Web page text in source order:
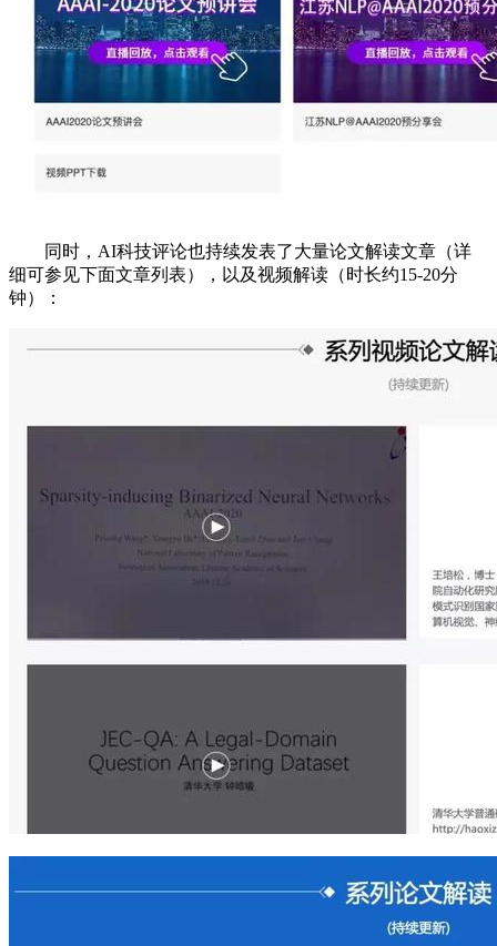
同时，AI科技评论也持续发表了大量论文解读文章（详
细可参见下面文章列表），以及视频解读（时长约15-20分
钟）：